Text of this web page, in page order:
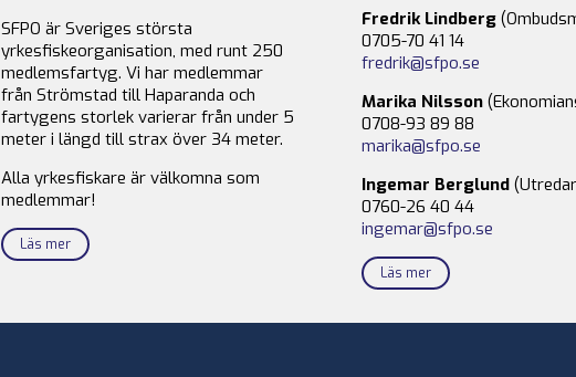
SFPO är Sveriges största
yrkesfiskeorganisation, med runt 250
medlemsfartyg. Vi har medlemmar
från Strömstad till Haparanda och
fartygens storlek varierar från under 5
meter i längd till strax över 34 meter.
Alla yrkesfiskare är välkomna som
medlemmar!
Läs mer
Fredrik Lindberg
0705-70 41 14
fredrik@sfpo.se
Marika Nilsson
0708-93 89 88
marika@sfpo.se
Ingemar Berglund
0760-26 40 44
ingemar@sfpo.se
Läs mer